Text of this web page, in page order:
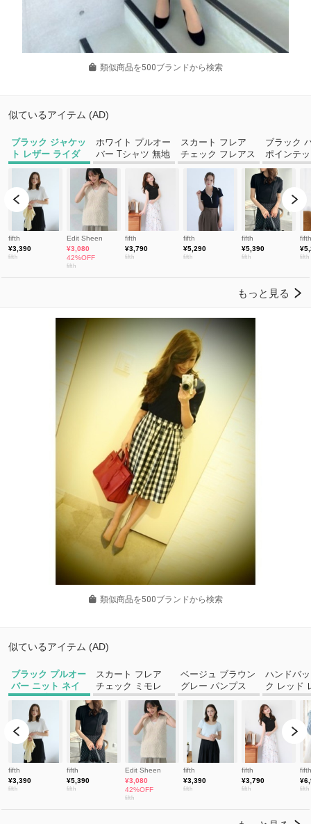
類似商品を500ブランドから検索
類似商品を500ブランドから検索